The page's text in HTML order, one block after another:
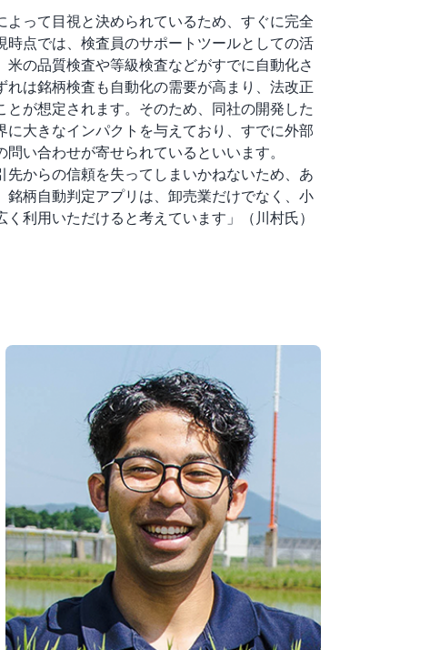
よって目視と決められているため、すぐに完全
時点では、検査員のサポートツールとしての活
米の品質検査や等級検査などがすでに自動化さ
れは銘柄検査も自動化の需要が高まり、法改正
とが想定されます。そのため、同社の開発した
に大きなインパクトを与えており、すでに外部
い合わせが寄せられているといいます。
先からの信頼を失ってしまいかねないため、あ
銘柄自動判定アプリは、卸売業だけでなく、小
利用いただけると考えています」（川村氏）